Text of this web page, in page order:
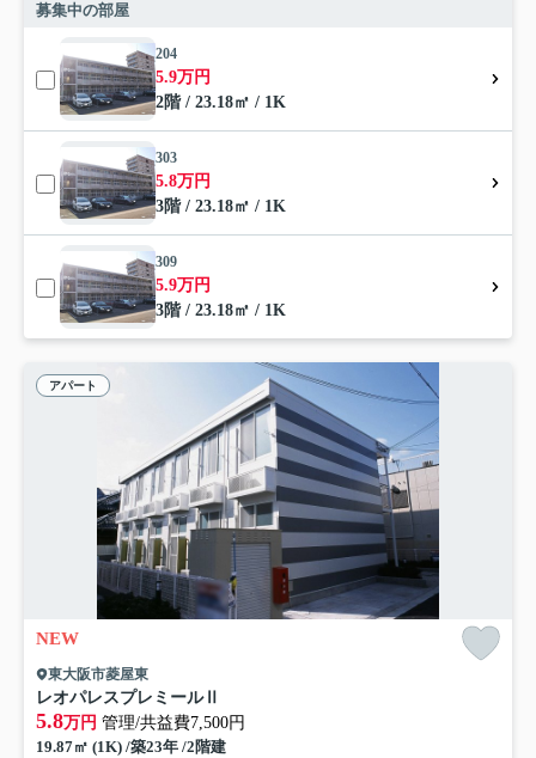
募集中の部屋
204
5.9万円
2階 / 23.18㎡ / 1K
303
5.8万円
3階 / 23.18㎡ / 1K
309
5.9万円
3階 / 23.18㎡ / 1K
アパート
NEW
東大阪市菱屋東
レオパレスプレミールⅡ
5.8万円 管理/共益費7,500円
19.87㎡ (1K) /築23年 /2階建